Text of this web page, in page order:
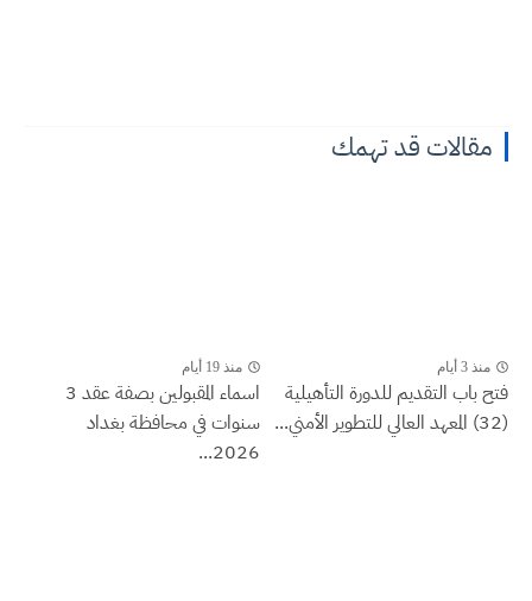
مقالات قد تهمك
منذ 3 أيام
فتح باب التقديم للدورة التأهيلية
(32) المعهد العالي للتطوير الأمني...
منذ 19 أيام
اسماء المقبولين بصفة عقد 3
سنوات في محافظة بغداد
2026...